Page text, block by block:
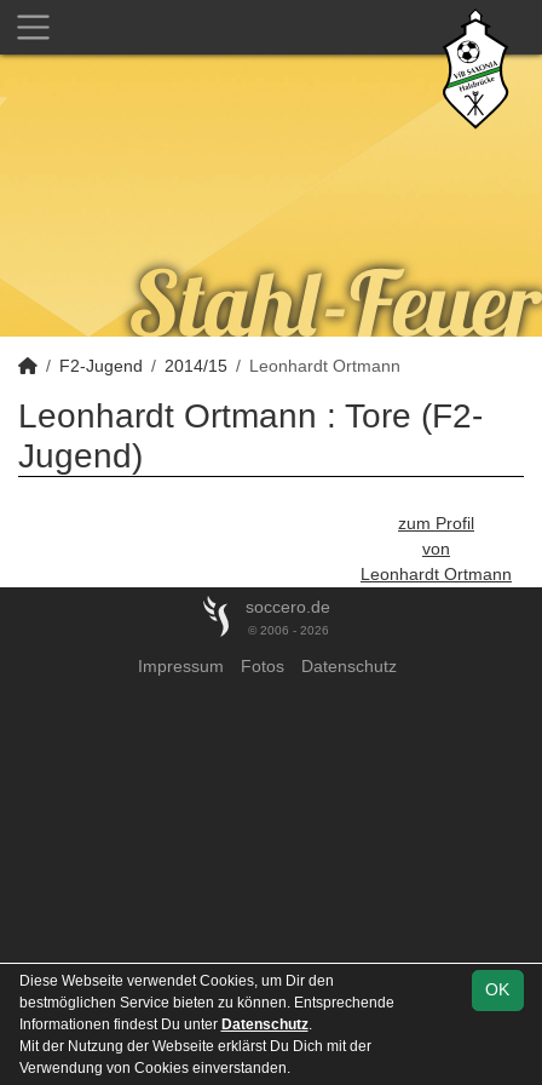
F2-Jugend 2014/15 Leonhardt Ortmann
Leonhardt Ortmann : Tore (F2-
Jugend)
zum Profil
von
Leonhardt Ortmann
soccero.de
© 2006 - 2026
Impressum Fotos Datenschutz
OK
Diese Webseite verwendet Cookies, um Dir den
bestmöglichen Service bieten zu können. Entsprechende
Informationen findest Du unter Datenschutz.
Mit der Nutzung der Webseite erklärst Du Dich mit der
Verwendung von Cookies einverstanden.